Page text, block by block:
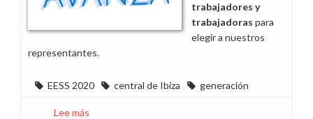
trabajadores y
trabajadoras para
elegir a nuestros
representantes.
EESS 2020 central de Ibiza generación
Lee más